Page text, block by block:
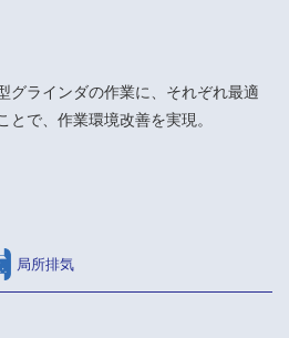
グラインダの作業に、それぞれ最適
で、作業環境改善を実現。
局所排気